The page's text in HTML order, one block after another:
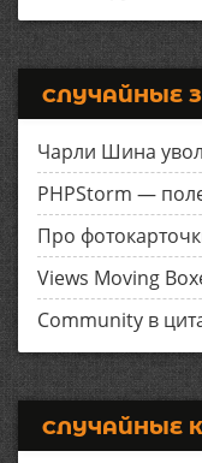
СЛУЧАЙНЫЕ
Чарли Шина
PHPStorm —
Про
Views Moving
Community в
СЛУЧАЙНЫЕ